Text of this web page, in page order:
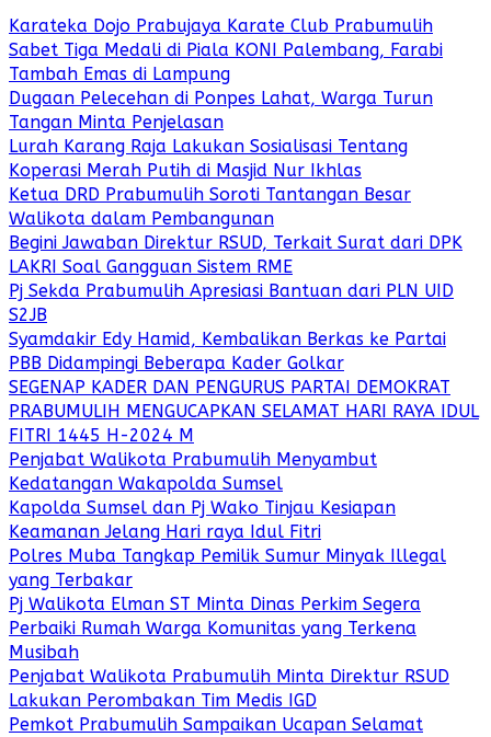
Karateka Dojo Prabujaya Karate Club Prabumulih
Sabet Tiga Medali di Piala KONI Palembang, Farabi
Tambah Emas di Lampung
Dugaan Pelecehan di Ponpes Lahat, Warga Turun
Tangan Minta Penjelasan
Lurah Karang Raja Lakukan Sosialisasi Tentang
Koperasi Merah Putih di Masjid Nur Ikhlas
Ketua DRD Prabumulih Soroti Tantangan Besar
Walikota dalam Pembangunan
Begini Jawaban Direktur RSUD, Terkait Surat dari DPK
LAKRI Soal Gangguan Sistem RME
Pj Sekda Prabumulih Apresiasi Bantuan dari PLN UID
S2JB
Syamdakir Edy Hamid, Kembalikan Berkas ke Partai
PBB Didampingi Beberapa Kader Golkar
SEGENAP KADER DAN PENGURUS PARTAI DEMOKRAT
PRABUMULIH MENGUCAPKAN SELAMAT HARI RAYA IDUL
FITRI 1445 H-2024 M
Penjabat Walikota Prabumulih Menyambut
Kedatangan Wakapolda Sumsel
Kapolda Sumsel dan Pj Wako Tinjau Kesiapan
Keamanan Jelang Hari raya Idul Fitri
Polres Muba Tangkap Pemilik Sumur Minyak Illegal
yang Terbakar
Pj Walikota Elman ST Minta Dinas Perkim Segera
Perbaiki Rumah Warga Komunitas yang Terkena
Musibah
Penjabat Walikota Prabumulih Minta Direktur RSUD
Lakukan Perombakan Tim Medis IGD
Pemkot Prabumulih Sampaikan Ucapan Selamat